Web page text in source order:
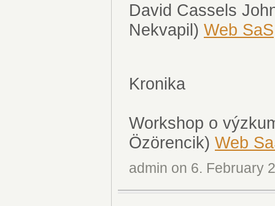
David Cassels
Nekvapil) Web SaS
Kronika
Workshop o
Özörencik) Web
admin on 6. February